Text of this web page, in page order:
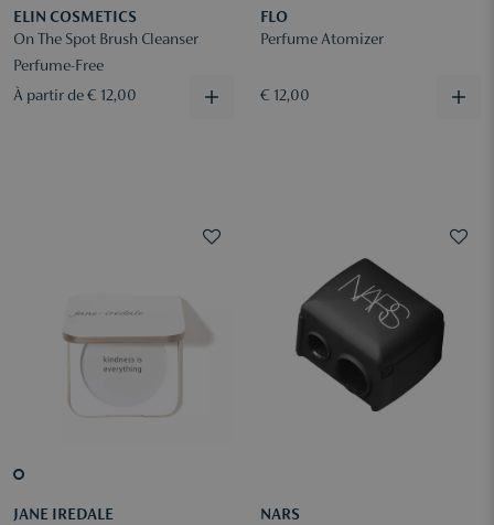
ELIN COSMETICS
On The Spot Brush Cleanser
Perfume-Free
À partir de € 12,00
FLO
Perfume Atomizer
€ 12,00
JANE IREDALE
NARS